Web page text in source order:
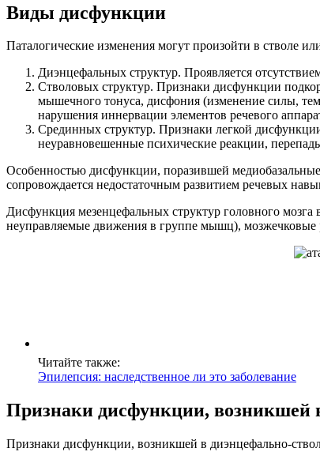
Виды дисфункции
Паталогические изменения могут произойти в стволе
Диэнцефальных структур. Проявляется
Стволовых структур. Признаки дисфункции
мышечного тонуса, дисфония (изменение силы,
нарушения иннервации элементов речевого
Срединных структур. Признаки легкой
неуравновешенные психические реакции,
Особенностью дисфункции, поразившей медиобазальные
сопровождается недостаточным развитием речевых
Дисфункция мезенцефальных структур головного
неуправляемые движения в группе мышц), мозжечковые
Читайте также:
Эпилепсия: наследственное ли это заболевание
Признаки дисфункции, возникшей
Признаки дисфункции, возникшей в диэнцефально-